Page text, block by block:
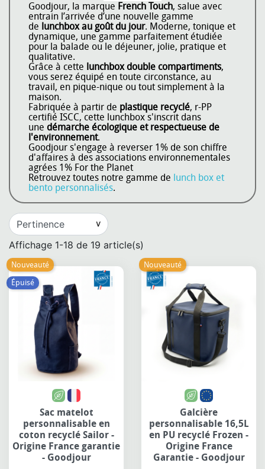
Goodjour, la marque French Touch, salue avec
entrain l’arrivée d’une nouvelle gamme
de lunchbox au goût du jour. Moderne, tonique et
dynamique, une gamme parfaitement étudiée
pour la balade ou le déjeuner, jolie, pratique et
qualitative.
Grâce à cette lunchbox double compartiments,
vous serez équipé en toute circonstance, au
travail, en pique-nique ou tout simplement à la
maison.
Fabriquée à partir de plastique recyclé, r-PP
certifié ISCC, cette lunchbox s'inscrit dans
une démarche écologique et respectueuse de
l'environnement.
Goodjour s'engage à reverser 1% de son chiffre
d'affaires à des associations environnementales
agrées 1% For the Planet
Retrouvez toutes notre gamme de lunch box et
bento personnalisés.
Affichage 1-18 de 19 article(s)
Nouveauté
Épuisé
Sac matelot
personnalisable en
coton recyclé Sailor -
Origine France garantie
- Goodjour
Nouveauté
Galcière
personnalisable 16,5L
en PU recyclé Frozen -
Origine France
Garantie - Goodjour